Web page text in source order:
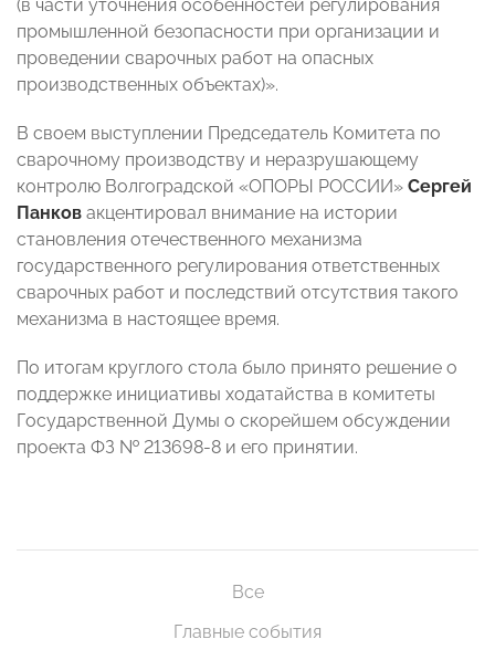
(в части уточнения особенностей регулирования
промышленной безопасности при организации и
проведении сварочных работ на опасных
производственных объектах)».
В своем выступлении Председатель Комитета по
сварочному производству и неразрушающему
контролю Волгоградской «ОПОРЫ РОССИИ» Сергей
Панков акцентировал внимание на истории
становления отечественного механизма
государственного регулирования ответственных
сварочных работ и последствий отсутствия такого
механизма в настоящее время.
По итогам круглого стола было принято решение о
поддержке инициативы ходатайства в комитеты
Государственной Думы о скорейшем обсуждении
проекта ФЗ № 213698-8 и его принятии.
Все
Главные события